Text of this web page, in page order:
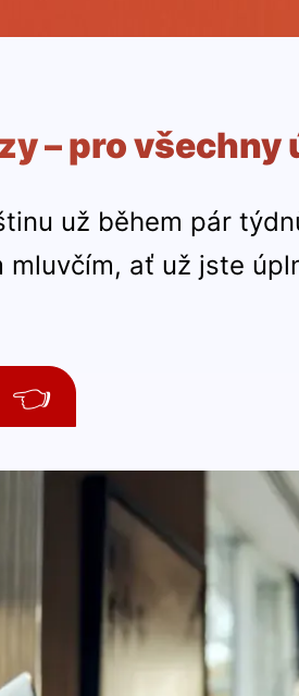
– pro všechny
už během pár
mluvčím, ať už jste
👈